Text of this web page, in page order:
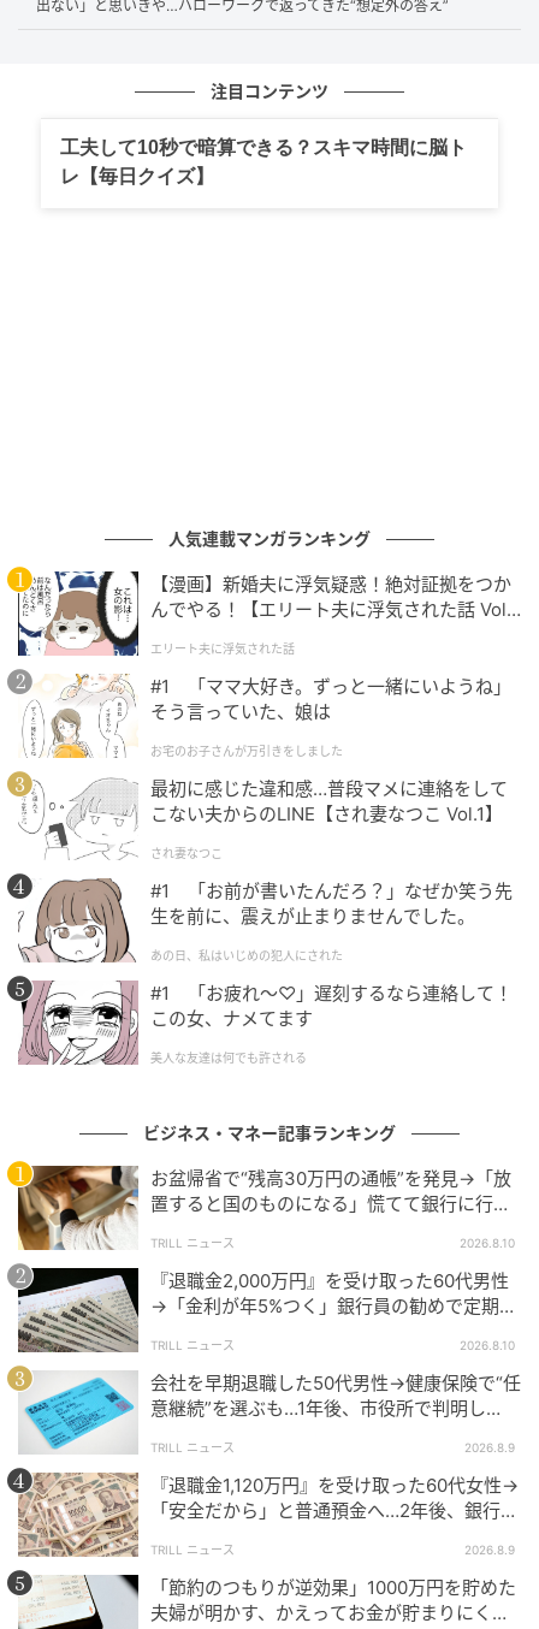
7年後、Aさんを襲った“誤算”
iDeCoの運用開始から7年が経った頃、当時小学生だっ
たAさんの子どもは大学受験を目前に控えていました。
その頃にはAさんの仕事の業績が低迷しており、さらに
結局、Aさんは生活に余裕ができるまで掛金の拠出を
停止し、不足する教育費は貯蓄を切り崩して対応する
ことになりました。
「老後まで使えないこと」を前提とした掛金
の設定を
2026年12月からはiDeCoの拡充が決定しており、毎月
の掛金限度額が引き上げられます。
第1号被保険者（自営業者など）：月額68,000円
→75,000円（国民年金基金との合計）
第2号被保険者（会社員など）：月額23,000円また
は20,000円→62,000円（企業年金との合計）
掛金が多ければその分節税メリットも大きくなります
が、拠出した資金は原則として60歳まで受け取れませ
ん。
運用を開始する際はライフプランを考慮し、「老後ま
で使えないこと」を前提とした無理のない掛金の設定
が大切です。
※実際のiDeCo上限は62,000円から事業主のDC掛金を
差し引いた額になります。
監修・執筆：元銀行員・ikebu
元銀行員・行政書士資格保有の金融・法律ライター。
一種外務員資格（証券外務員一種）、行政書士資格を
出ない」と思いきや…ハローワークで返ってきた“想定外の答え”
注目コンテンツ
工夫して10秒で暗算できる？スキマ時間に脳ト
レ【毎日クイズ】
人気連載マンガランキング
【漫画】新婚夫に浮気疑惑！絶対証拠をつか
んでやる！【エリート夫に浮気された話 Vol.
エリート夫に浮気された話
#1 「ママ大好き。ずっと一緒にいようね」
そう言っていた、娘は
お宅のお子さんが万引きをしました
最初に感じた違和感…普段マメに連絡をして
こない夫からのLINE【され妻なつこ Vol.1】
され妻なつこ
#1 「お前が書いたんだろ？」なぜか笑う先
生を前に、震えが止まりませんでした。
あの日、私はいじめの犯人にされた
#1 「お疲れ〜♡」遅刻するなら連絡して！
この女、ナメてます
美人な友達は何でも許される
ビジネス・マネー記事ランキング
お盆帰省で“残高30万円の通帳”を発見→「放
置すると国のものになる」慌てて銀行に行く
TRILL ニュース 2026.8.10
『退職金2,000万円』を受け取った60代男性
→「金利が年5%つく」銀行員の勧めで定期預
TRILL ニュース 2026.8.10
会社を早期退職した50代男性→健康保険で“任
意継続”を選ぶも…1年後、市役所で判明し
TRILL ニュース 2026.8.9
『退職金1,120万円』を受け取った60代女性→
「安全だから」と普通預金へ…2年後、銀行で
TRILL ニュース 2026.8.9
「節約のつもりが逆効果」1000万円を貯めた
夫婦が明かす、かえってお金が貯まりにくく